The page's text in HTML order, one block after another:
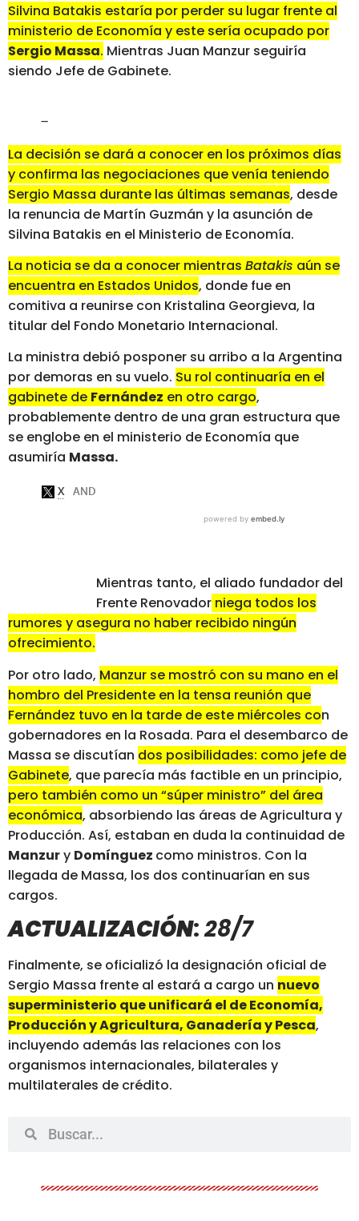
Silvina Batakis estaría por perder su lugar frente al
ministerio de Economía y este sería ocupado por
Sergio Massa. Mientras Juan Manzur seguiría
siendo Jefe de Gabinete.
–
La decisión se dará a conocer en los próximos días
y confirma las negociaciones que venía teniendo
Sergio Massa durante las últimas semanas, desde
la renuncia de Martín Guzmán y la asunción de
Silvina Batakis en el Ministerio de Economía.
La noticia se da a conocer mientras Batakis aún se
encuentra en Estados Unidos, donde fue en
comitiva a reunirse con Kristalina Georgieva, la
titular del Fondo Monetario Internacional.
La ministra debió posponer su arribo a la Argentina
por demoras en su vuelo. Su rol continuaría en el
gabinete de Fernández en otro cargo,
probablemente dentro de una gran estructura que
se englobe en el ministerio de Economía que
asumiría Massa.
Mientras tanto, el aliado fundador del
Frente Renovadorniega todos los
rumores y asegura no haber recibido ningún
ofrecimiento.
Por otro lado, Manzur se mostró con su mano en el
hombro del Presidente en la tensa reunión que
Fernández tuvo en la tarde de este miércoles con
gobernadores en la Rosada. Para el desembarco de
Massa se discutían dos posibilidades: como jefe de
Gabinete, que parecía más factible en un principio,
pero también como un “súper ministro” del área
económica, absorbiendo las áreas de Agricultura y
Producción. Así, estaban en duda la continuidad de
Manzury Domínguez como ministros. Con la
llegada de Massa, los dos continuarían en sus
cargos.
ACTUALIZACIÓN:28/7
Finalmente, se oficializó la designación oficial de
Sergio Massa frente al estará a cargo un nuevo
superministerio que unificará el de Economía,
Producción y Agricultura, Ganadería y Pesca,
incluyendo además las relaciones con los
organismos internacionales, bilaterales y
multilaterales de crédito.